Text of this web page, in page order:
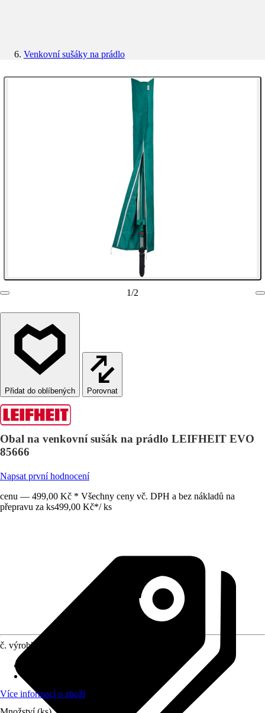
Venkovní sušáky na prádlo
1/2
Porovnat
Obal na venkovní sušák na prádlo LEIFHEIT EVO
85666
Napsat první hodnocení
cenu — 499,00 Kč * Všechny ceny vč. DPH a bez nákladů na
přepravu za ks499,00 Kč*/ ks
č. výrobku
Více informací o zboží